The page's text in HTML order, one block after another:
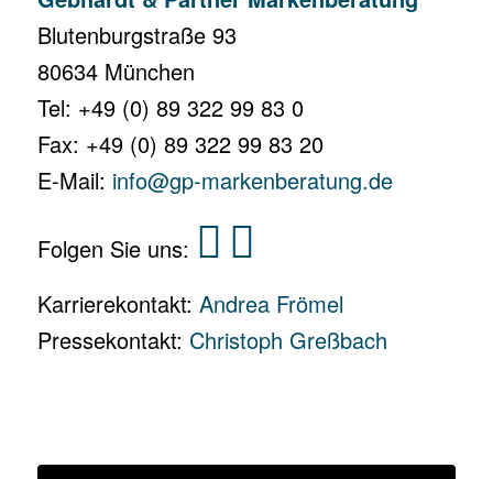
Blutenburgstraße 93
80634 München
Tel: +49 (0) 89 322 99 83 0
Fax: +49 (0) 89 322 99 83 20
E-Mail: info@gp-markenberatung.de
Folgen Sie uns:
Karrierekontakt: Andrea Frömel
Pressekontakt: Christoph Greßbach